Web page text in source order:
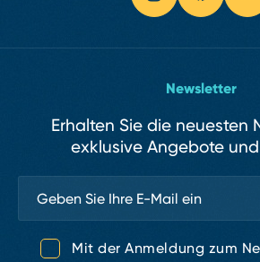
Newsletter
Erhalten Sie die neuesten
exklusive Angebote
Mit der Anmeldung zum